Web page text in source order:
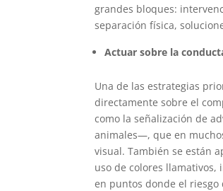
grandes bloques:
separación física,
Actuar sobre la
Una de las estrategias
directamente sobre el
como la señalización de
animales—, que en
visual. También se están
uso de colores llamativos,
en puntos donde el riesgo